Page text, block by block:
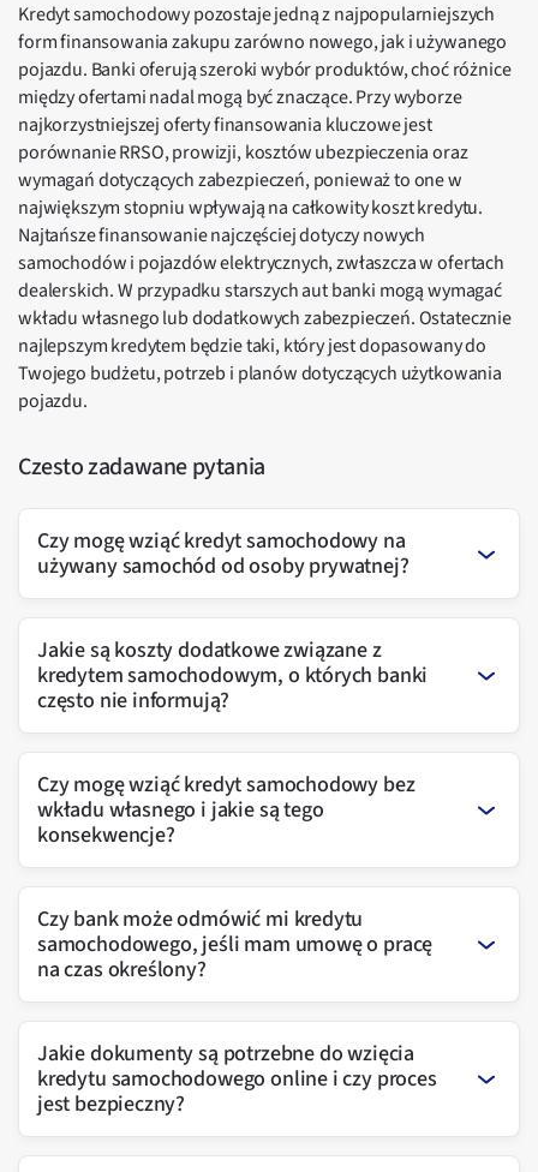
Kredyt samochodowy pozostaje jedną z najpopularniejszych
form finansowania zakupu zarówno nowego, jak i używanego
pojazdu. Banki oferują szeroki wybór produktów, choć różnice
między ofertami nadal mogą być znaczące. Przy wyborze
najkorzystniejszej oferty finansowania kluczowe jest
porównanie RRSO, prowizji, kosztów ubezpieczenia oraz
wymagań dotyczących zabezpieczeń, ponieważ to one w
największym stopniu wpływają na całkowity koszt kredytu.
Najtańsze finansowanie najczęściej dotyczy nowych
samochodów i pojazdów elektrycznych, zwłaszcza w ofertach
dealerskich. W przypadku starszych aut banki mogą wymagać
wkładu własnego lub dodatkowych zabezpieczeń. Ostatecznie
najlepszym kredytem będzie taki, który jest dopasowany do
Twojego budżetu, potrzeb i planów dotyczących użytkowania
pojazdu.
Czesto zadawane pytania
Czy mogę wziąć kredyt samochodowy na
używany samochód od osoby prywatnej?
Jakie są koszty dodatkowe związane z
kredytem samochodowym, o których banki
często nie informują?
Czy mogę wziąć kredyt samochodowy bez
wkładu własnego i jakie są tego
konsekwencje?
Czy bank może odmówić mi kredytu
samochodowego, jeśli mam umowę o pracę
na czas określony?
Jakie dokumenty są potrzebne do wzięcia
kredytu samochodowego online i czy proces
jest bezpieczny?